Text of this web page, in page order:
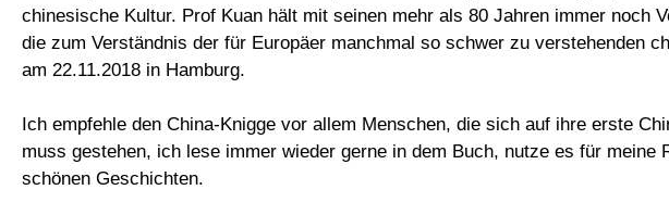
chinesische Kultur. Prof Kuan hält mit seinen mehr als 80 Jahren immer noch
die zum Verständnis der für Europäer manchmal so schwer zu verstehenden
am 22.11.2018 in Hamburg.
Ich empfehle den China-Knigge vor allem Menschen, die sich auf ihre erste
muss gestehen, ich lese immer wieder gerne in dem Buch, nutze es für meine
schönen Geschichten.